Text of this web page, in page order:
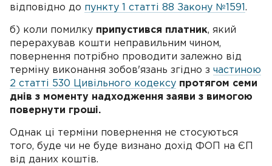
відповідно до пункту 1 статті 88 Закону №1591 .
б) коли помилку припустився платник, який
перерахував кошти неправильним чином,
повернення потрібно проводити залежно від
терміну виконання зобов'язань згідно з частиною
2 статті 530 Цивільного кодексу протягом семи
днів з моменту надходження заяви з вимогою
повернути гроші.
Однак ці терміни повернення не стосуються
того, буде чи не буде визнано дохід ФОП на ЄП
від даних коштів.